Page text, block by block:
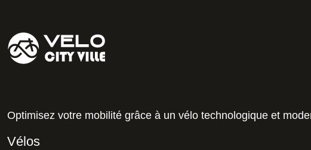
Optimisez votre mobilité grâce à un vélo technologique et
Vélos